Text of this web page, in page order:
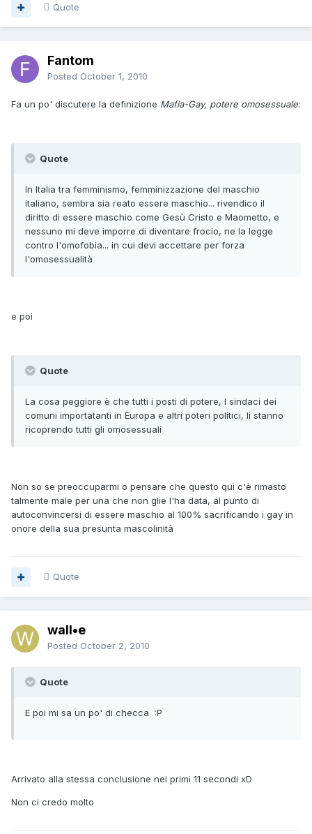
Quote
Fantom
Posted October 1, 2010
Fa un po' discutere la definizione Mafia-Gay, potere omosessuale:
Quote
In Italia tra femminismo, femminizzazione del maschio
italiano, sembra sia reato essere maschio... rivendico il
diritto di essere maschio come Gesù Cristo e Maometto, e
nessuno mi deve imporre di diventare frocio, ne la legge
contro l'omofobia... in cui devi accettare per forza
l'omosessualità
e poi
Quote
La cosa peggiore è che tutti i posti di potere, I sindaci dei
comuni importatanti in Europa e altri poteri politici, li stanno
ricoprendo tutti gli omosessuali
Non so se preoccuparmi o pensare che questo qui c'è rimasto
talmente male per una che non glie l'ha data, al punto di
autoconvincersi di essere maschio al 100% sacrificando i gay in
onore della sua presunta mascolinità
Quote
wall•e
Posted October 2, 2010
Quote
E poi mi sa un po' di checca :P
Arrivato alla stessa conclusione nei primi 11 secondi xD
Non ci credo molto